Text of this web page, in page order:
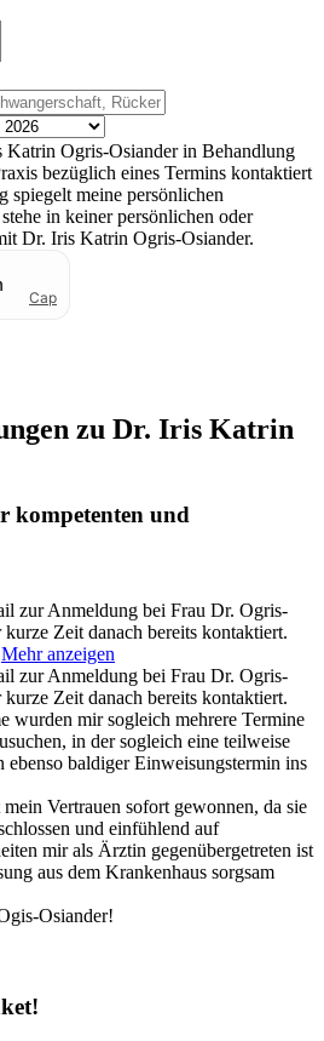
Katrin Ogris-Osiander in Behandlung
bezüglich eines Termins kontaktiert
spiegelt meine persönlichen
in keiner persönlichen oder
Dr. Iris Katrin Ogris-Osiander.
zu Dr. Iris Katrin
kompetenten und
zur Anmeldung bei Frau Dr. Ogris-
Zeit danach bereits kontaktiert.
Mehr anzeigen
zur Anmeldung bei Frau Dr. Ogris-
Zeit danach bereits kontaktiert.
wurden mir sogleich mehrere Termine
in der sogleich eine teilweise
baldiger Einweisungstermin ins
Vertrauen sofort gewonnen, da sie
und einfühlend auf
mir als Ärztin gegenübergetreten ist
aus dem Krankenhaus sorgsam
Osiander!